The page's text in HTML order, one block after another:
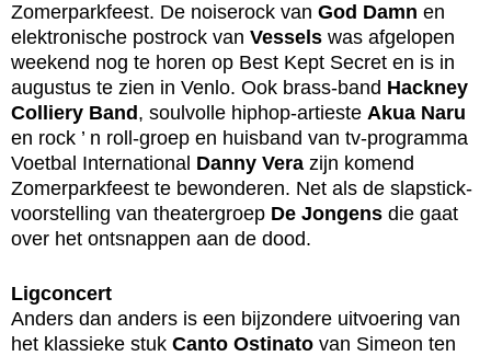
Zomerparkfeest. De noiserock van God Damn en
elektronische postrock van Vessels was afgelopen
weekend nog te horen op Best Kept Secret en is in
augustus te zien in Venlo. Ook brass-band Hackney
Colliery Band , soulvolle hiphop-artieste Akua Naru
en rock ’ n roll-groep en huisband van tv-programma
Voetbal International Danny Vera zijn komend
Zomerparkfeest te bewonderen. Net als de slapstick-
voorstelling van theatergroep De Jongens die gaat
over het ontsnappen aan de dood.
Ligconcert
Anders dan anders is een bijzondere uitvoering van
het klassieke stuk Canto Ostinato van Simeon ten